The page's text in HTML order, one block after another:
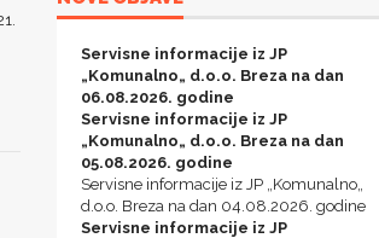
Servisne informacije iz JP
„Komunalno„ d.o.o. Breza na dan
06.08.2026. godine
Servisne informacije iz JP
„Komunalno„ d.o.o. Breza na dan
05.08.2026. godine
Servisne informacije iz JP „Komunalno„
d.o.o. Breza na dan 04.08.2026. godine
Servisne informacije iz JP